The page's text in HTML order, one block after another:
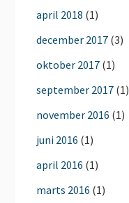
april 2018 (1)
december 2017 (3)
oktober 2017 (1)
september 2017 (1)
november 2016 (1)
juni 2016 (1)
april 2016 (1)
marts 2016 (1)